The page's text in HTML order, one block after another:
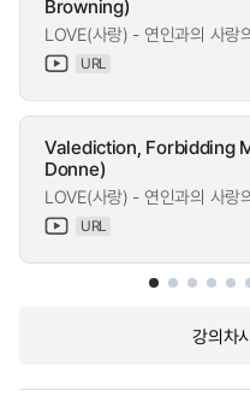
Browning)
LOVE(사랑) - 연인과의 사랑
URL
Valediction, Forbidding
Donne)
LOVE(사랑) - 연인과의 사랑
URL
강의차